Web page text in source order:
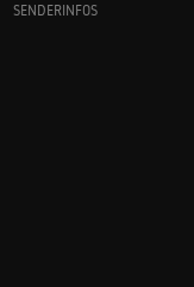
SENDERINFOS